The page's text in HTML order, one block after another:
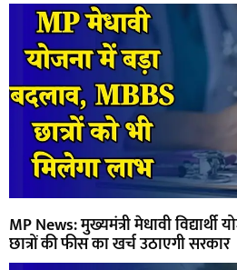
MP News: मुख्यमंत्री मेधावी
छात्रों की फीस का खर्च उठाएगी सरकार